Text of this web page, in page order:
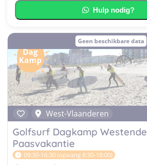
Hulp nodig?
Geen beschikbare data
Dag
Kamp
West-Vlaanderen
Golfsurf Dagkamp Westende
Paasvakantie
09:30-16:30 (opvang 8:30-18:00)